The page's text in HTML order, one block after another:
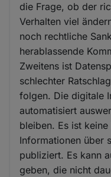
die Frage, ob der
Verhalten viel
noch rechtliche
herablassende
Zweitens ist
schlechter
folgen. Die digitale
automatisiert
bleiben. Es ist
Informationen über
publiziert. Es kann
geben, die nicht